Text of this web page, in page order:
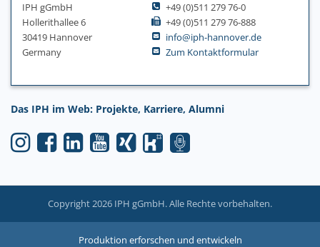
IPH gGmbH
Hollerithallee 6
30419 Hannover
Germany
+49 (0)511 279 76-0
+49 (0)511 279 76-888
info@iph-hannover.de
Zum Kontaktformular
Das IPH im Web: Projekte, Karriere, Alumni
Copyright 2026 IPH gGmbH. Alle Rechte vorbehalten.
Produktion erforschen und entwickeln